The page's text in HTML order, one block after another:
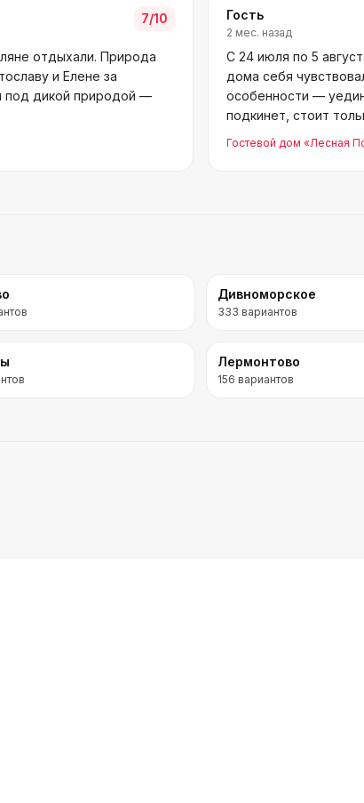
7/10
отдыхали. Природа
и Елене за
под дикой природой —
Гость
2 мес. назад
С 24 июля по 5
дома себя
особенности —
подкинет, стоит
сезоне сов
Гостевой дом «Лесная
Дивноморское
333 вариантов
Лермонтово
156 вариантов